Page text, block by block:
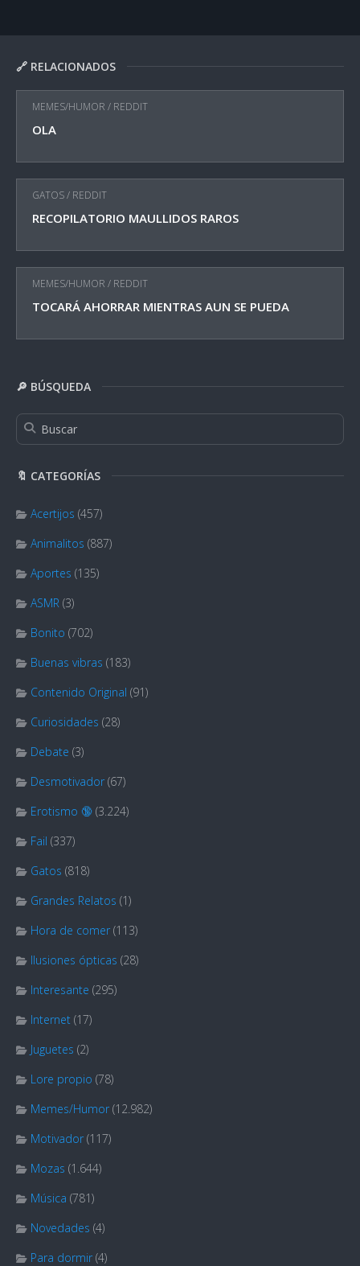
🔗 RELACIONADOS
MEMES/HUMOR / REDDIT
OLA
GATOS/ REDDIT
RECOPILATORIO MAULLIDOS RAROS
MEMES/HUMOR / REDDIT
TOCARÁ AHORRAR MIENTRAS AUN SE PUEDA
🔎 BÚSQUEDA
🔖 CATEGORÍAS
Acertijos (457)
Animalitos (887)
Aportes (135)
ASMR (3)
Bonito (702)
Buenas vibras (183)
Contenido Original (91)
Curiosidades (28)
Debate (3)
Desmotivador (67)
Erotismo 🔞 (3.224)
Fail (337)
Gatos (818)
Grandes Relatos (1)
Hora de comer (113)
Ilusiones ópticas (28)
Interesante (295)
Internet (17)
Juguetes (2)
Lore propio (78)
Memes/Humor (12.982)
Motivador (117)
Mozas (1.644)
Música (781)
Novedades (4)
Para dormir (4)